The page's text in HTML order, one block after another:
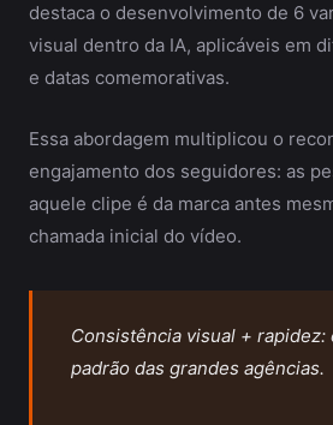
destaca o desenvolvimento de 6
visual dentro da IA, aplicáveis em
e datas comemorativas.
Essa abordagem multiplicou o
engajamento dos seguidores: as
aquele clipe é da marca antes
chamada inicial do vídeo.
Consistência visual + rapidez:
padrão das grandes agências.